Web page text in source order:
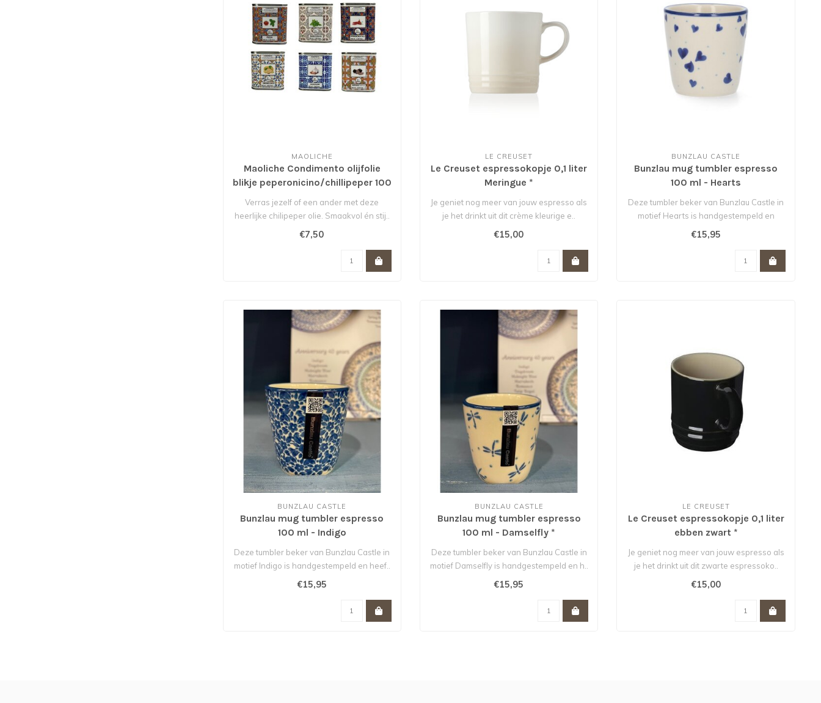
MAOLICHE
Maoliche Condimento olijfolie
blikje peperonicino/chillipeper 100
Verras jezelf of een ander met deze
heerlijke chilipeper olie. Smaakvol én stij..
€7,50
LE CREUSET
Le Creuset espressokopje 0,1 liter
Meringue *
Je geniet nog meer van jouw espresso als
je het drinkt uit dit crème kleurige e..
€15,00
BUNZLAU CASTLE
Bunzlau mug tumbler espresso
100 ml - Hearts
Deze tumbler beker van Bunzlau Castle in
motief Hearts is handgestempeld en
heef..
€15,95
BUNZLAU CASTLE
Bunzlau mug tumbler espresso
100 ml - Indigo
Deze tumbler beker van Bunzlau Castle in
motief Indigo is handgestempeld en heef..
€15,95
BUNZLAU CASTLE
Bunzlau mug tumbler espresso
100 ml - Damselfly *
Deze tumbler beker van Bunzlau Castle in
motief Damselfly is handgestempeld en h..
€15,95
LE CREUSET
Le Creuset espressokopje 0,1 liter
ebben zwart *
Je geniet nog meer van jouw espresso als
je het drinkt uit dit zwarte espressoko..
€15,00